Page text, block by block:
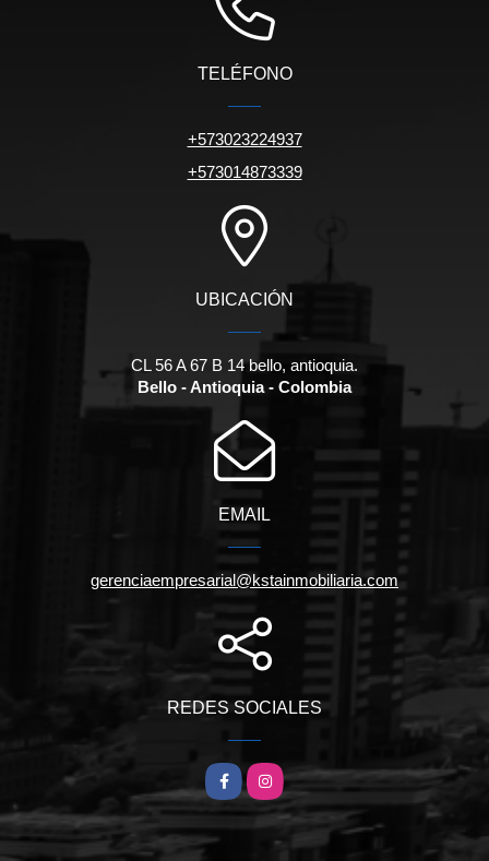
TELÉFONO
+573023224937
+573014873339
UBICACIÓN
CL 56 A 67 B 14 bello, antioquia.
Bello - Antioquia - Colombia
EMAIL
gerenciaempresarial@kstainmobiliaria.com
REDES SOCIALES
FacebookInstagram